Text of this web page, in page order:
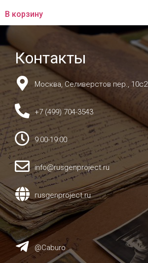
В корзину
Контакты
Москва, Селиверстов пер., 10с2
+7 (499) 704-3543
9:00-19:00
info@rusgenproject.ru
гusgenproject.ru
@Caburo